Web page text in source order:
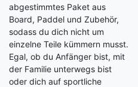
abgestimmtes Paket aus
Board, Paddel und Zubehör,
sodass du dich nicht um
einzelne Teile kümmern musst.
Egal, ob du Anfänger bist, mit
der Familie unterwegs bist
oder dich auf sportliche